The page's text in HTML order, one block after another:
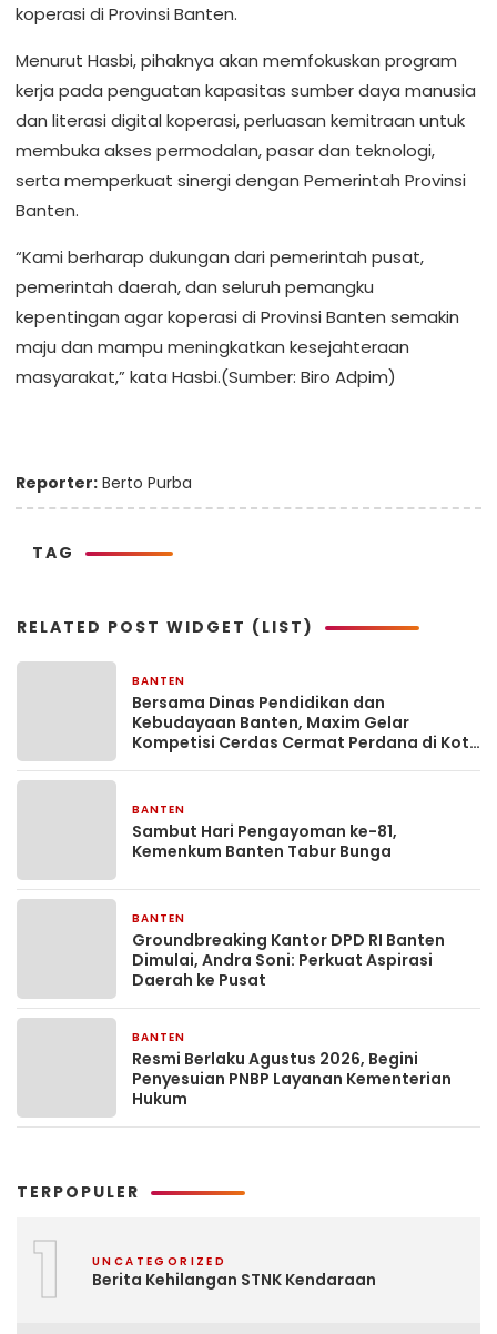
koperasi di Provinsi Banten.
Menurut Hasbi, pihaknya akan memfokuskan program
kerja pada penguatan kapasitas sumber daya manusia
dan literasi digital koperasi, perluasan kemitraan untuk
membuka akses permodalan, pasar dan teknologi,
serta memperkuat sinergi dengan Pemerintah Provinsi
Banten.
“Kami berharap dukungan dari pemerintah pusat,
pemerintah daerah, dan seluruh pemangku
kepentingan agar koperasi di Provinsi Banten semakin
maju dan mampu meningkatkan kesejahteraan
masyarakat,” kata Hasbi.(Sumber: Biro Adpim)
Reporter: Berto Purba
TAG
RELATED POST WIDGET (LIST)
BANTEN
Bersama Dinas Pendidikan dan
Kebudayaan Banten, Maxim Gelar
Kompetisi Cerdas Cermat Perdana di Kota
BANTEN
Sambut Hari Pengayoman ke-81,
Kemenkum Banten Tabur Bunga
BANTEN
Groundbreaking Kantor DPD RI Banten
Dimulai, Andra Soni: Perkuat Aspirasi
Daerah ke Pusat
BANTEN
Resmi Berlaku Agustus 2026, Begini
Penyesuian PNBP Layanan Kementerian
Hukum
TERPOPULER
1 UNCATEGORIZED
Berita Kehilangan STNK Kendaraan